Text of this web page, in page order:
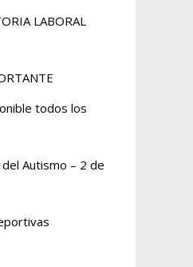
LABORAL
todos los
del Autismo – 2 de